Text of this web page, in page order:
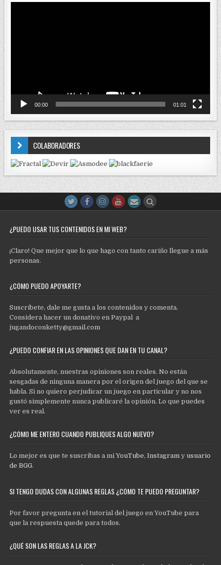
00:00 01:01
COLABORADORES
¿PUEDO USAR TUS CONTENIDOS EN MI WEB?
¡Claro! Que mejor que lo que hago con tanto cariño llegue a más
personas.
¿CÓMO PUEDO APOYARTE?
Suscríbete, dale me gusta a los contenidos y comenta.
Considera hacer un donativo en Paypal a
jugandoconketty@gmail.com
¿PUEDO CONFIAR EN LAS OPINIONES QUE DAN EN TU CANAL?
Absolutamente, nuestras opiniones son reales. No están
sesgadas de ninguna manera por el origen del juego del que se
habla. Si no quiero perjudicar un juego en particular y no nos
gustó simplemente nunca publicaré la opinión. Lo que puedes
ver es real.
¿CÓMO ME ENTERO CUANDO PUBLIQUES ALGO NUEVO?
Lo mejor es que te suscribas a miYouTube,Instagram y usuario
de BGG.
SI TENGO DUDAS CON ALGUNAS REGLAS ¿CÓMO TE PUEDO PREGUNTAR?
Por favor pregunta en el tutorial del juego en YouTube para
que la respuesta quede para todos.
¿QUÉ SON LAS REGLAS A LA JCK?